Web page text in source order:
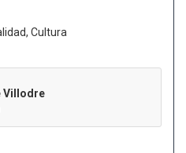
Cultura
Villodre